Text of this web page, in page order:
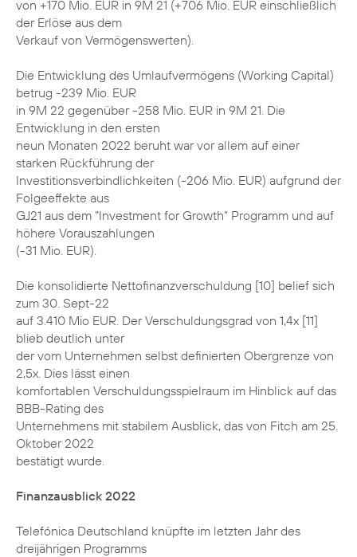
von +170 Mio. EUR in 9M 21 (+706 Mio. EUR einschließlich
der Erlöse aus dem
Verkauf von Vermögenswerten).
Die Entwicklung des Umlaufvermögens (Working Capital)
betrug -239 Mio. EUR
in 9M 22 gegenüber -258 Mio. EUR in 9M 21. Die
Entwicklung in den ersten
neun Monaten 2022 beruht war vor allem auf einer
starken Rückführung der
Investitionsverbindlichkeiten (-206 Mio. EUR) aufgrund der
Folgeeffekte aus
GJ21 aus dem "Investment for Growth" Programm und auf
höhere Vorauszahlungen
(-31 Mio. EUR).
Die konsolidierte Nettofinanzverschuldung [10] belief sich
zum 30. Sept-22
auf 3.410 Mio EUR. Der Verschuldungsgrad von 1,4x [11]
blieb deutlich unter
der vom Unternehmen selbst definierten Obergrenze von
2,5x. Dies lässt einen
komfortablen Verschuldungsspielraum im Hinblick auf das
BBB-Rating des
Unternehmens mit stabilem Ausblick, das von Fitch am 25.
Oktober 2022
bestätigt wurde.
Finanzausblick 2022
Telefónica Deutschland knüpfte im letzten Jahr des
dreijährigen Programms